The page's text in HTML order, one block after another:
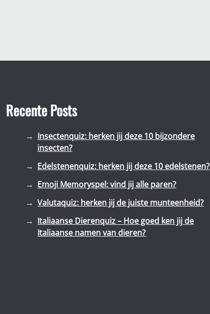
Recente Posts
Insectenquiz: herken jij deze 10 bijzondere
insecten?
Edelstenenquiz: herken jij deze 10 edelstenen?
Emoji Memoryspel: vind jij alle paren?
Valutaquiz: herken jij de juiste munteenheid?
Italiaanse Dierenquiz – Hoe goed ken jij de
Italiaanse namen van dieren?